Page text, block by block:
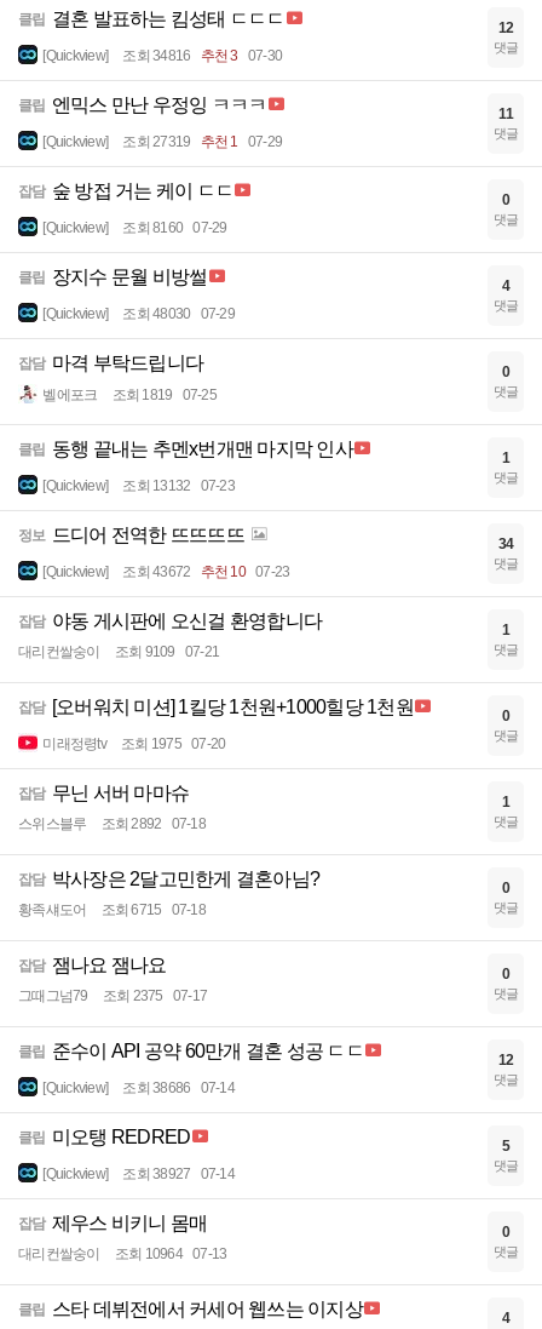
클립 결혼 발표하는 킴성태 ㄷㄷㄷ
[Quickview] 조회 34816 추천 3 07-30
12
댓글
클립 엔믹스 만난 우정잉 ㅋㅋㅋ
[Quickview] 조회 27319 추천 1 07-29
11
댓글
잡담 숲 방접 거는 케이 ㄷㄷ
[Quickview] 조회 8160 07-29
0
댓글
클립 장지수 문월 비방썰
[Quickview] 조회 48030 07-29
4
댓글
잡담 마격 부탁드립니다
벨에포크 조회 1819 07-25
0
댓글
클립 동행 끝내는 추멘x번개맨 마지막 인사
[Quickview] 조회 13132 07-23
1
댓글
정보 드디어 전역한 뜨뜨뜨뜨
[Quickview] 조회 43672 추천 10 07-23
34
댓글
잡담 야동 게시판에 오신걸 환영합니다
대리컨쌀숭이 조회 9109 07-21
1
댓글
잡담 [오버워치 미션] 1킬당 1천원+1000힐당 1천원
미래정령tv 조회 1975 07-20
0
댓글
잡담 무닌 서버 마마슈
스위스블루 조회 2892 07-18
1
댓글
잡담 박사장은 2달고민한게 결혼아님?
황족섀도어 조회 6715 07-18
0
댓글
잡담 잼나요 잼나요
그때그넘79 조회 2375 07-17
0
댓글
클립 준수이 API 공약 60만개 결혼 성공 ㄷㄷ
[Quickview] 조회 38686 07-14
12
댓글
클립 미오탱 REDRED
[Quickview] 조회 38927 07-14
5
댓글
잡담 제우스 비키니 몸매
대리컨쌀숭이 조회 10964 07-13
0
댓글
클립 스타 데뷔전에서 커세어 웹쓰는 이지상 4